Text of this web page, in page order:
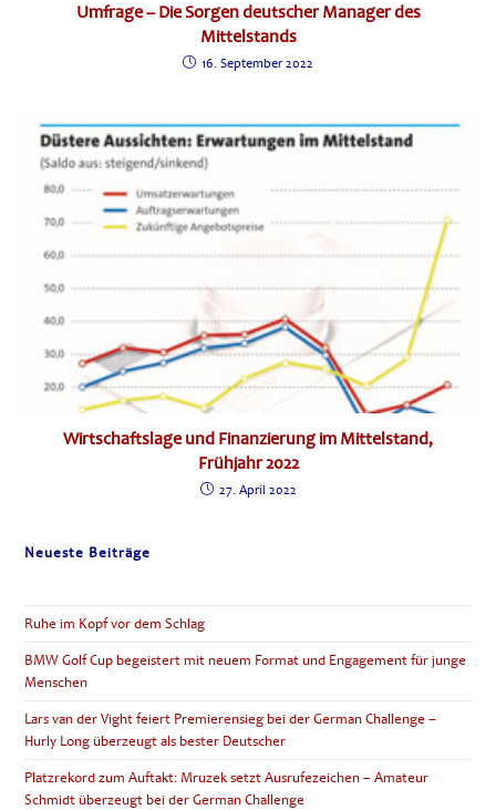
Umfrage – Die Sorgen deutscher Manager des
Mittelstands
16. September 2022
Wirtschaftslage und Finanzierung im Mittelstand,
Frühjahr 2022
27. April 2022
Neueste Beiträge
Ruhe im Kopf vor dem Schlag
BMW Golf Cup begeistert mit neuem Format und Engagement für junge
Menschen
Lars van der Vight feiert Premierensieg bei der German Challenge –
Hurly Long überzeugt als bester Deutscher
Platzrekord zum Auftakt: Mruzek setzt Ausrufezeichen – Amateur
Schmidt überzeugt bei der German Challenge